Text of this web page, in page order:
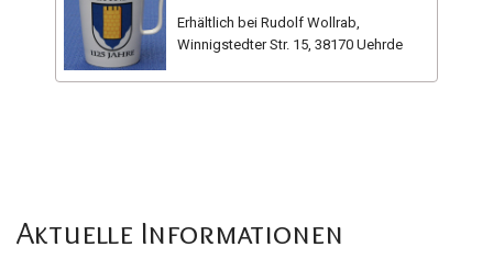
Erhältlich bei Rudolf Wollrab,
Winnigstedter Str. 15, 38170 Uehrde
Aktuelle Informationen